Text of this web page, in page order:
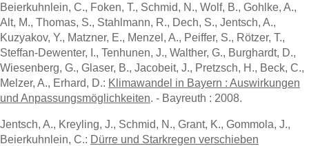
Beierkuhnlein, C., Foken, T., Schmid, N., Wolf, B., Gohlke, A.,
Alt, M., Thomas, S., Stahlmann, R., Dech, S., Jentsch, A.,
Kuzyakov, Y., Matzner, E., Menzel, A., Peiffer, S., Rötzer, T.,
Steffan-Dewenter, I., Tenhunen, J., Walther, G., Burghardt, D.,
Wiesenberg, G., Glaser, B., Jacobeit, J., Pretzsch, H., Beck, C.,
Melzer, A., Erhard, D.: Klimawandel in Bayern : Auswirkungen
und Anpassungsmöglichkeiten. - Bayreuth : 2008.
Jentsch, A., Kreyling, J., Schmid, N., Grant, K., Gommola, J.,
Beierkuhnlein, C.: Dürre und Starkregen verschieben